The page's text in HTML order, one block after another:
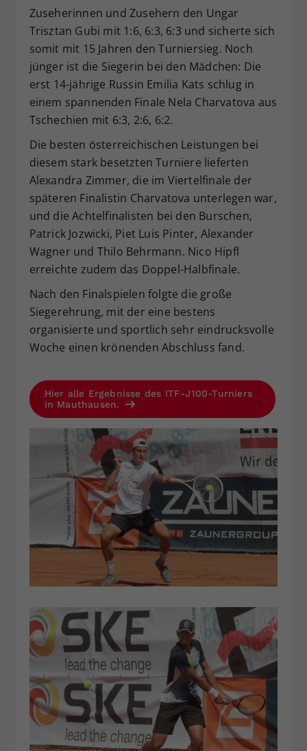
Zuseherinnen und Zusehern den Ungar
Trisztan Gubi mit 1:6, 6:3, 6:3 und sicherte sich
somit mit 15 Jahren den Turniersieg. Noch
jünger ist die Siegerin bei den Mädchen: Die
erst 14-jährige Russin Emilia Kats schlug in
einem spannenden Finale Nela Charvatova aus
Tschechien mit 6:3, 2:6, 6:2.
Die besten österreichischen Leistungen bei
diesem stark besetzten Turniere lieferten
Alexandra Zimmer, die im Viertelfinale der
späteren Finalistin Charvatova unterlegen war,
und die Achtelfinalisten bei den Burschen,
Patrick Jozwicki, Piet Luis Pinter, Alexander
Wagner und Thilo Behrmann. Nico Hipfl
erreichte zudem das Doppel-Halbfinale.
Nach den Finalspielen folgte die große
Siegerehrung, mit der eine bestens
organisierte und sportlich sehr eindrucksvolle
Woche einen krönenden Abschluss fand.
Hier alle Ergebnisse des ITF-J100-Turniers
in Mauthausen.
Zweck
Dieser Wert speichert Ihre Consent-
Einstellungen. Unter anderem eine
zufällig generierte ID, für die
historische Speicherung Ihrer
vorgenommen Einstellungen, falls der
Webseiten-Betreiber dies eingestellt
hat.